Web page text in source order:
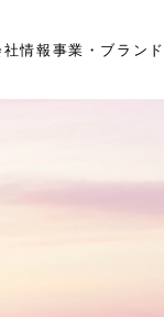
社情報 事業・ブランド